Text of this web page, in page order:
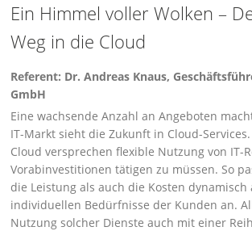
Ein Himmel voller Wolken –
Weg in die Cloud
Referent: Dr. Andreas Knaus,
GmbH
Eine wachsende Anzahl an Angeboten
IT-Markt sieht die Zukunft in Cloud-
Cloud versprechen flexible Nutzung von IT-
Vorabinvestitionen tätigen zu müssen. So
die Leistung als auch die Kosten dynamisch
individuellen Bedürfnisse der Kunden an.
Nutzung solcher Dienste auch mit einer